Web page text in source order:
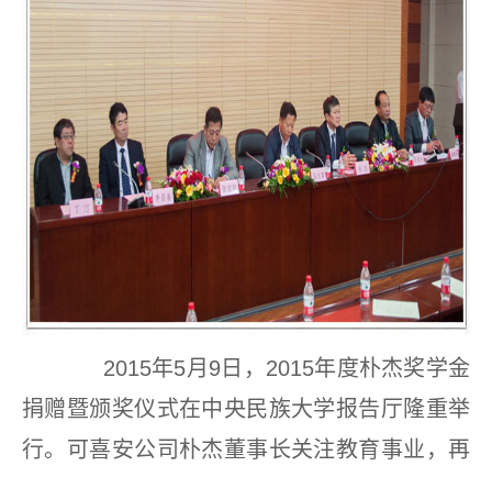
2015年5月9日，2015年度朴杰奖学金
捐赠暨颁奖仪式在中央民族大学报告厅隆重举
行。可喜安公司朴杰董事长关注教育事业，再